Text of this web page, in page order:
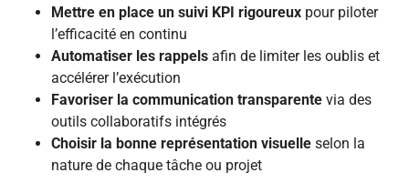
Mettre en place un suivi KPI rigoureux pour piloter
l’efficacité en continu
Automatiser les rappels afin de limiter les oublis et
accélérer l’exécution
Favoriser la communication transparente via des
outils collaboratifs intégrés
Choisir la bonne représentation visuelle selon la
nature de chaque tâche ou projet